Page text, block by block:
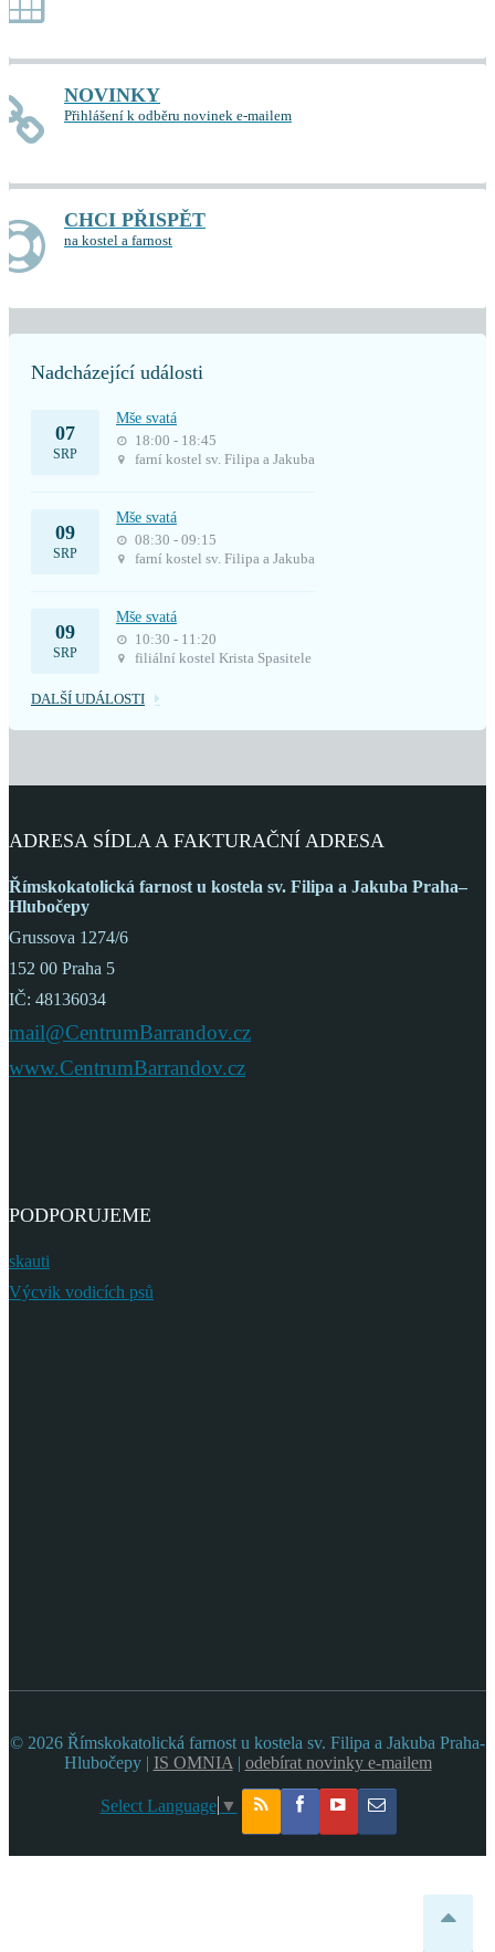
NOVINKY
Přihlášení k odběru novinek e-mailem
CHCI PŘISPĚT
na kostel a farnost
Nadcházející události
07
SRP
Mše svatá
18:00 - 18:45
farní kostel sv. Filipa a Jakuba
09
SRP
Mše svatá
08:30 - 09:15
farní kostel sv. Filipa a Jakuba
09
SRP
Mše svatá
10:30 - 11:20
filiální kostel Krista Spasitele
DALŠÍ UDÁLOSTI
ADRESA SÍDLA A FAKTURAČNÍ ADRESA
Římskokatolická farnost u kostela sv. Filipa a Jakuba Praha–
Hlubočepy
Grussova 1274/6
152 00 Praha 5
IČ: 48136034
mail@CentrumBarrandov.cz
www.CentrumBarrandov.cz
PODPORUJEME
skauti
Výcvik vodicích psů
© 2026 Římskokatolická farnost u kostela sv. Filipa a Jakuba Praha-
Hlubočepy | IS OMNIA | odebírat novinky e-mailem
Select Language ▼